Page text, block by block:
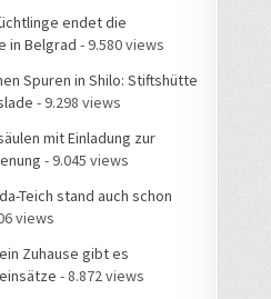
endet die
in Belgrad - 9.580 views
Spuren in Shilo: Stiftshütte
- 9.298 views
mit Einladung zur
- 9.045 views
Teich stand auch schon
views
Zuhause gibt es
- 8.872 views